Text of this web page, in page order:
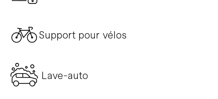
Support pour vélos
Lave-auto